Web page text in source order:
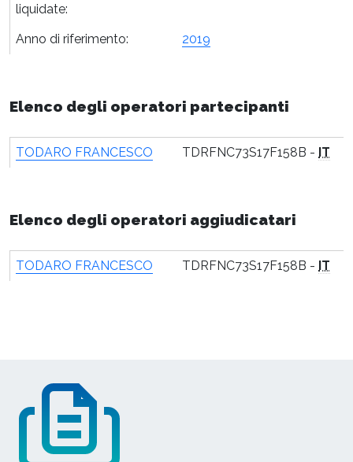
liquidate:
Anno di riferimento:
2019
Elenco degli operatori partecipanti
TODARO FRANCESCO TDRFNC73S17F158B - IT
Elenco degli operatori aggiudicatari
TODARO FRANCESCO TDRFNC73S17F158B - IT